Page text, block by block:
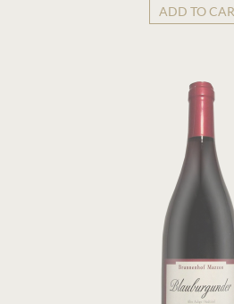
ADD TO